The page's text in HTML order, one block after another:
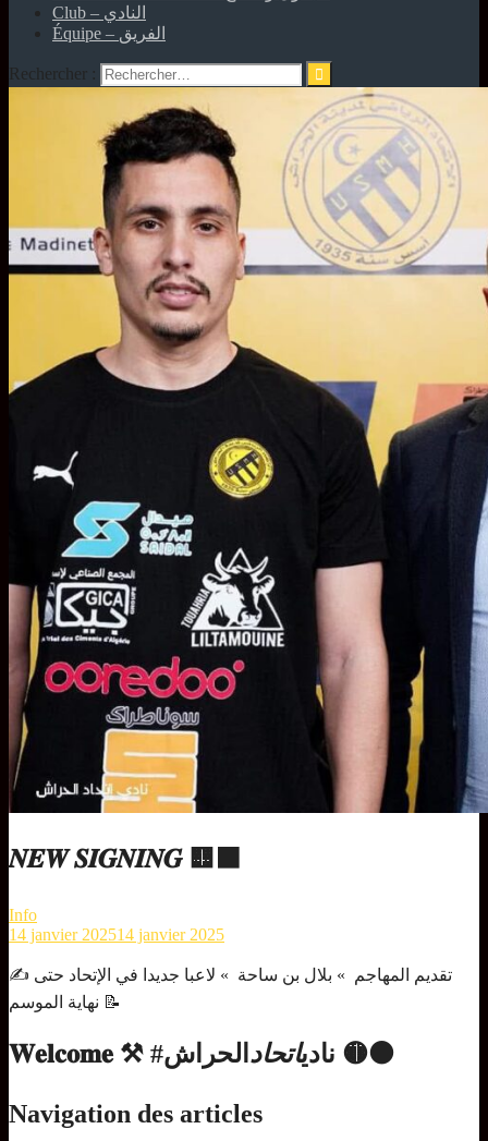
Club – النادي
Équipe – الفريق
Rechercher :
𝑵𝑬𝑾 𝑺𝑰𝑮𝑵𝑰𝑵𝑮 🟨⬛
Info
14 janvier 202514 janvier 2025
✍️ تقديم المهاجم » بلال بن ساحة » لاعبا جديدا في الإتحاد حتى
نهاية الموسم 📝
𝐖𝐞𝐥𝐜𝐨𝐦𝐞 ⚒️ #نادياتحاد الحراش 🟡⚫
Navigation des articles